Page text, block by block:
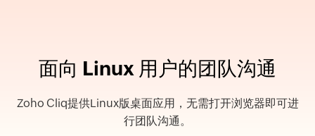
面向 Linux 用户的团队沟通
Zoho Cliq提供Linux版桌面应用，无需打开浏览器即可进
行团队沟通。